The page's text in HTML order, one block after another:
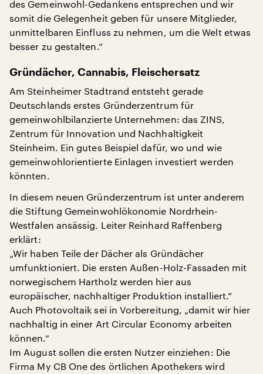
des Gemeinwohl-Gedankens entsprechen und wir
somit die Gelegenheit geben für unsere Mitglieder,
unmittelbaren Einfluss zu nehmen, um die Welt etwas
besser zu gestalten.“
Gründächer, Cannabis, Fleischersatz
Am Steinheimer Stadtrand entsteht gerade
Deutschlands erstes Gründerzentrum für
gemeinwohlbilanzierte Unternehmen: das ZINS,
Zentrum für Innovation und Nachhaltigkeit
Steinheim. Ein gutes Beispiel dafür, wo und wie
gemeinwohlorientierte Einlagen investiert werden
könnten.
In diesem neuen Gründerzentrum ist unter anderem
die Stiftung Gemeinwohlökonomie Nordrhein-
Westfalen ansässig. Leiter Reinhard Raffenberg
erklärt:
„Wir haben Teile der Dächer als Gründächer
umfunktioniert. Die ersten Außen-Holz-Fassaden mit
norwegischem Hartholz werden hier aus
europäischer, nachhaltiger Produktion installiert.“
Auch Photovoltaik sei in Vorbereitung, „damit wir hier
nachhaltig in einer Art Circular Economy arbeiten
können.“
Im August sollen die ersten Nutzer einziehen: Die
Firma My CB One des örtlichen Apothekers wird